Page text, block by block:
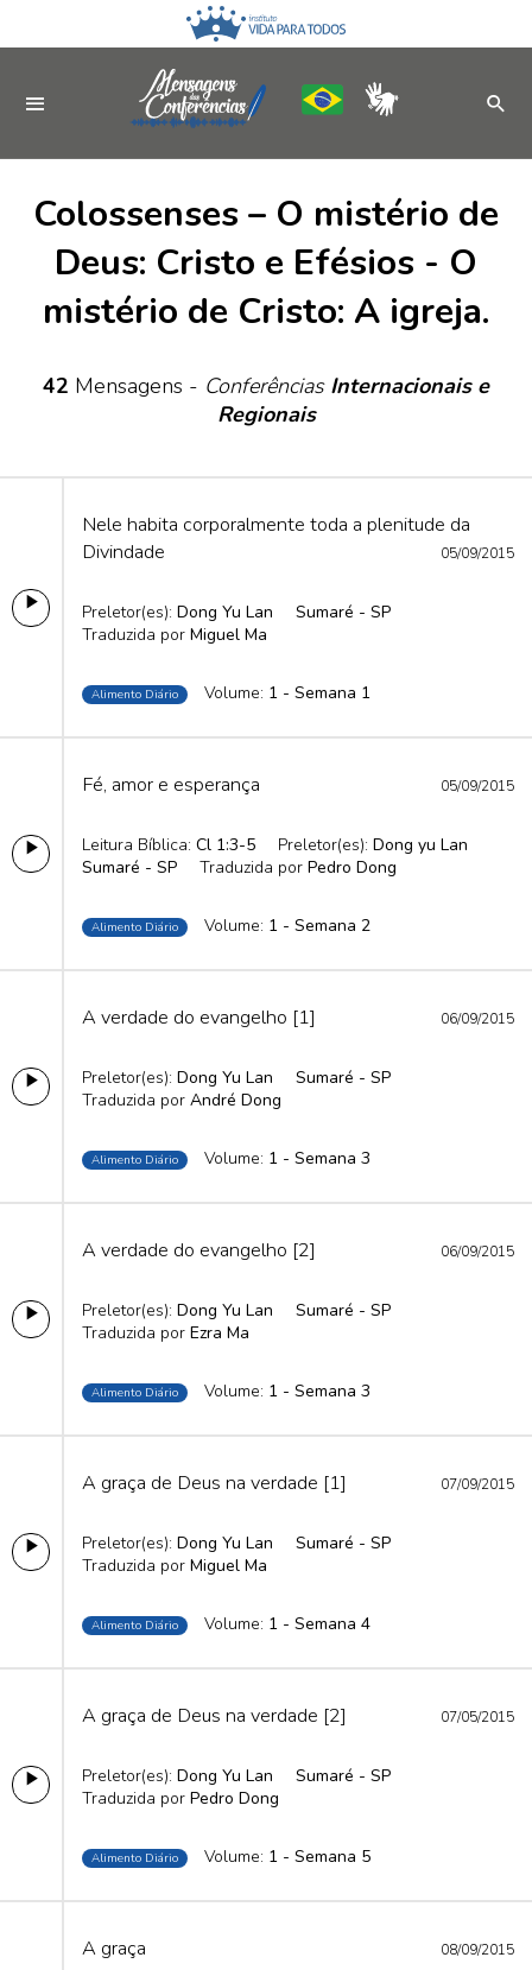
Colossenses – O mistério de
Deus: Cristo e Efésios - O
mistério de Cristo: A igreja.
42 Mensagens - Conferências Internacionais e
Regionais
Nele habita corporalmente toda a plenitude da
Divindade
05/09/2015
Preletor(es): Dong Yu Lan
Sumaré - SP
Traduzida por Miguel Ma
Alimento Diário Volume: 1 - Semana 1
Fé, amor e esperança 05/09/2015
Leitura Bíblica: Cl 1:3-5 Preletor(es): Dong yu Lan
Sumaré - SP
Traduzida por Pedro Dong
Alimento Diário Volume: 1 - Semana 2
A verdade do evangelho [1] 06/09/2015
Preletor(es): Dong Yu Lan
Sumaré - SP
Traduzida por André Dong
Alimento Diário Volume: 1 - Semana 3
A verdade do evangelho [2] 06/09/2015
Preletor(es): Dong Yu Lan
Sumaré - SP
Traduzida por Ezra Ma
Alimento Diário Volume: 1 - Semana 3
A graça de Deus na verdade [1] 07/09/2015
Preletor(es): Dong Yu Lan
Sumaré - SP
Traduzida por Miguel Ma
Alimento Diário Volume: 1 - Semana 4
A graça de Deus na verdade [2] 07/05/2015
Preletor(es): Dong Yu Lan
Sumaré - SP
Traduzida por Pedro Dong
Alimento Diário Volume: 1 - Semana 5
A graça 08/09/2015